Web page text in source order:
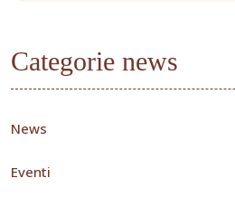
Categorie news
News
Eventi